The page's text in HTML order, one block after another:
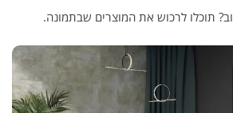
תוכלו לרכוש את המוצרים שבתמונה.